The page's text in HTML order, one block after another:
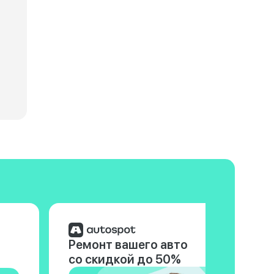
Ремонт вашего авто
со скидкой до 50%